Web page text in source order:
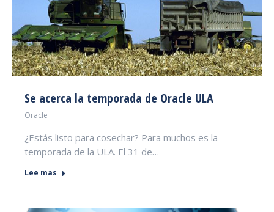
Se acerca la temporada de Oracle ULA
Oracle
¿Estás listo para cosechar? Para muchos es la
temporada de la ULA. El 31 de…
Lee mas